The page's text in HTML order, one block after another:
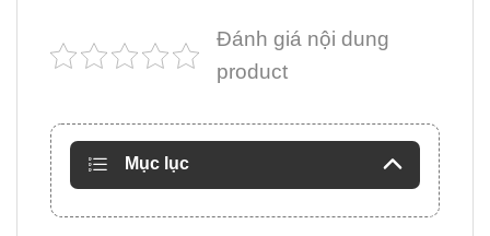
Đánh giá nội dung
product
Mục lục